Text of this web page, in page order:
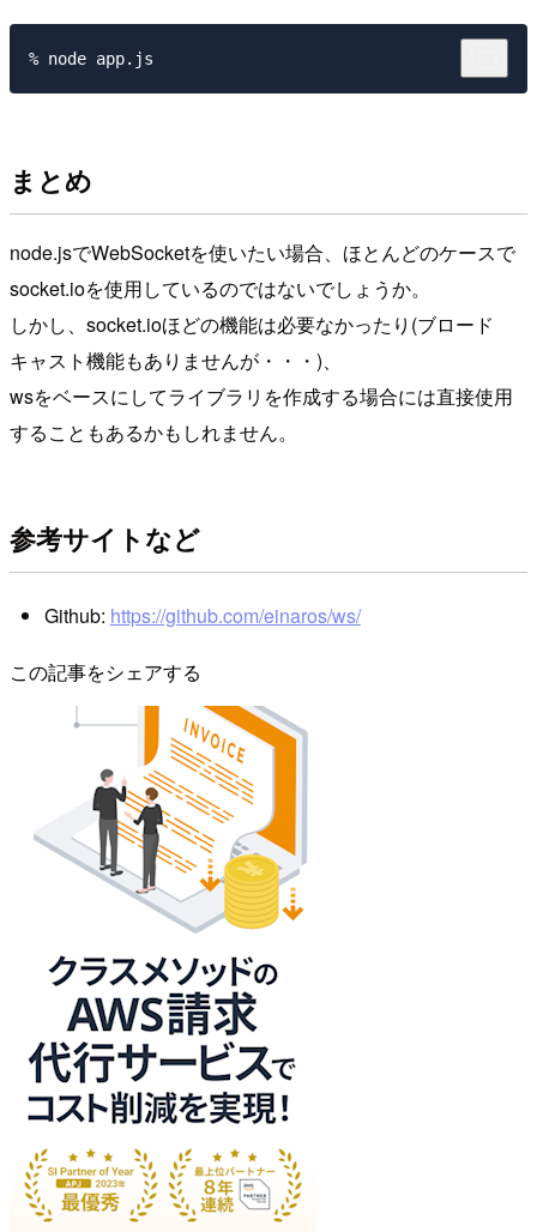
まとめ
node.jsでWebSocketを使いたい場合、ほとんどのケースで
socket.ioを使用しているのではないでしょうか。
しかし、socket.ioほどの機能は必要なかったり(ブロード
キャスト機能もありませんが・・・)、
wsをベースにしてライブラリを作成する場合には直接使用
することもあるかもしれません。
参考サイトなど
Github: https://github.com/einaros/ws/
この記事をシェアする